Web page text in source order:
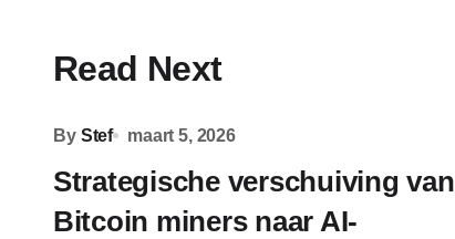
Read Next
By Stef maart 5, 2026
Strategische verschuiving van
Bitcoin miners naar AI-